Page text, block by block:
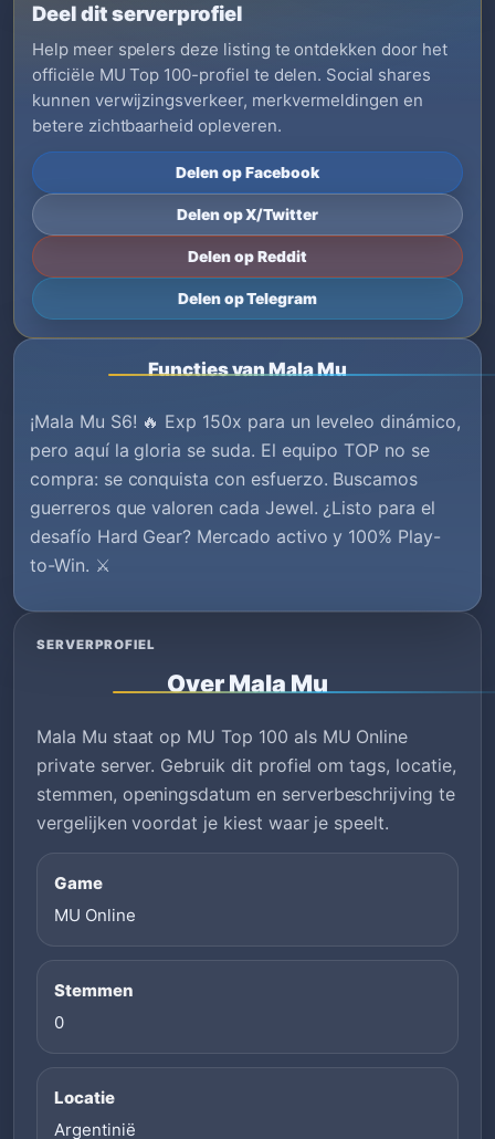
Deel dit serverprofiel
Help meer spelers deze listing te ontdekken door het
officiële MU Top 100-profiel te delen. Social shares
kunnen verwijzingsverkeer, merkvermeldingen en
betere zichtbaarheid opleveren.
Delen op Facebook
Delen op X/Twitter
Delen op Reddit
Delen op Telegram
Functies van Mala Mu
¡Mala Mu S6! 🔥 Exp 150x para un leveleo dinámico,
pero aquí la gloria se suda. El equipo TOP no se
compra: se conquista con esfuerzo. Buscamos
guerreros que valoren cada Jewel. ¿Listo para el
desafío Hard Gear? Mercado activo y 100% Play-
to-Win. ⚔️
SERVERPROFIEL
Over Mala Mu
Mala Mu staat op MU Top 100 als MU Online
private server. Gebruik dit profiel om tags, locatie,
stemmen, openingsdatum en serverbeschrijving te
vergelijken voordat je kiest waar je speelt.
Game
MU Online
Stemmen
0
Locatie
Argentinië